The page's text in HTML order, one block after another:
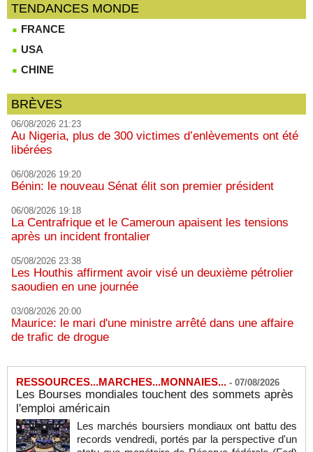
TENDANCES MONDE
FRANCE
USA
CHINE
BRÈVES
06/08/2026 21:23
Au Nigeria, plus de 300 victimes d’enlèvements ont été
libérées
06/08/2026 19:20
Bénin: le nouveau Sénat élit son premier président
06/08/2026 19:18
La Centrafrique et le Cameroun apaisent les tensions
après un incident frontalier
05/08/2026 23:38
Les Houthis affirment avoir visé un deuxième pétrolier
saoudien en une journée
03/08/2026 20:00
Maurice: le mari d'une ministre arrêté dans une affaire
de trafic de drogue
RESSOURCES...MARCHES...MONNAIES... - 07/08/2026
Les Bourses mondiales touchent des sommets après
l'emploi américain
Les marchés boursiers mondiaux ont battu des
records vendredi, portés par la perspective d'un